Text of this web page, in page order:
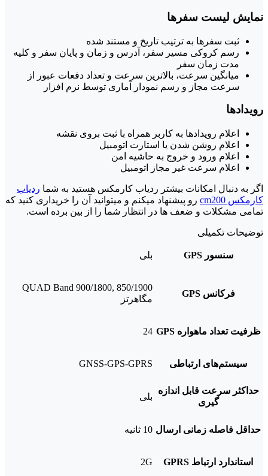
نمایش لیست سفرها
ثبت سفرها به ترتیب تاریخ و مستند شده
رسم کروکی مسیر سفر، آدرس و زمان و پایان سفر و کلیه
مدت زمان سفر
میانگین سرعت، بالاترین سرعت و تعداد دفعات عبور از
سرعت مجاز و رسم نمودار آماری توسط نرم افزار
رویدادها
اعلام رویدادها به کاربر همراه با ثبت بروی نقشه
اعلام روشن شدن یا استارت اتومبیل
اعلام ورود و خروج به حاشیه امن
اعلام سرعت غیر مجاز اتومبیل
اگر به دنبال امکانات بیشتر ردیاب کارمکس هستید به شما ردیاب
کارمکس cm200
رو پیشنهاد میکنم و میتوانید آن را خریداری کنید که
تمامی مشکلات و ضعف ها در انتظار شما را از بین برده است.
توضیحات تکمیلی
سنسور GPS بلی
فرکانس GPS
QUAD Band 900/1800, 850/1900
مگاهرتز
ظرفیت تعداد ماهواره GPS 24
سیستم‌های ارتباطی GNSS-GPS-GPRS
حداکثر سرعت قابل اندازه
گیری
بلی
حداقل فاصله زمانی ارسال 10 ثانیه
استاندارد ارتباط GPRS 2G